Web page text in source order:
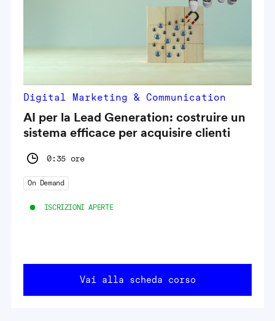
Digital Marketing & Communication
AI per la Lead Generation: costruire un
sistema efficace per acquisire clienti
0:35 ore
On Demand
ISCRIZIONI APERTE
Vai alla scheda corso